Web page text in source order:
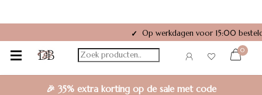
✓ Op werkdagen voor 15:00
0
🎉 35% extra kortingop de sale met code